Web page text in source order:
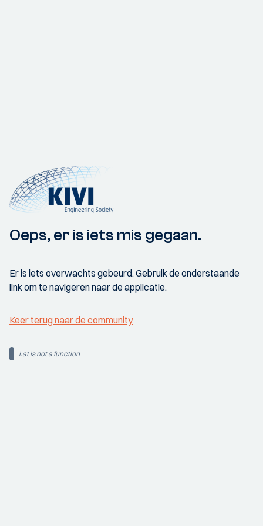
Oeps, er is iets mis gegaan.
Er is iets overwachts gebeurd. Gebruik de onderstaande
link om te navigeren naar de applicatie.
Keer terug naar de community
i.at is not a function